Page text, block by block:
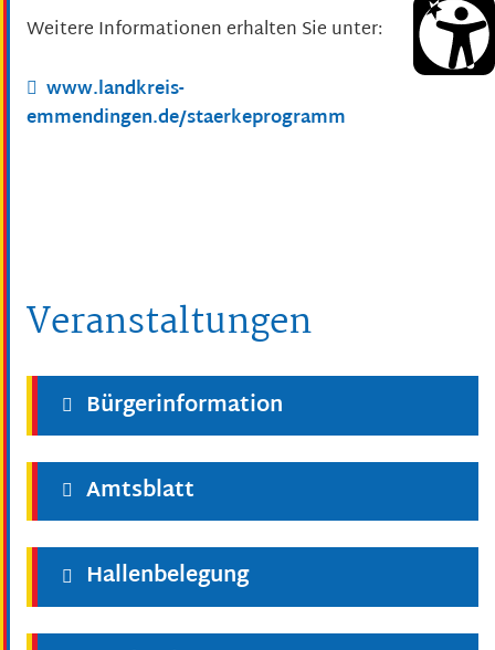
Weitere Informationen erhalten Sie unter:
www.landkreis-
emmendingen.de/staerkeprogramm
Veranstaltungen
Bürgerinformation
Amtsblatt
Hallenbelegung